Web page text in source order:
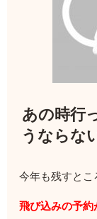
あの時行
うならな
今年も残すとこ
飛び込みの予約